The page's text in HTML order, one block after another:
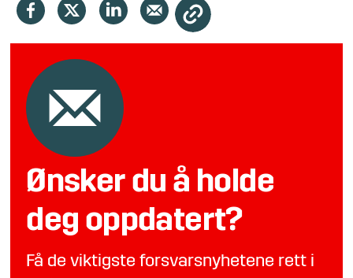
Ønsker du å holde
deg oppdatert?
Få de viktigste forsvarsnyhetene rett i